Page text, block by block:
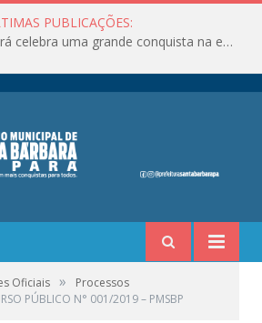
PUBLICAÇÕES:
Santa Bárbara do Pará celebra uma grande conquista na educação!
Oficiais »
Processos
PÚBLICO N° 001/2019 – PMSBP